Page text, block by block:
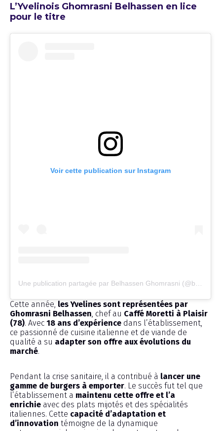
L’Yvelinois Ghomrasni Belhassen en lice
pour le titre
Voir cette publication sur Instagram
Cette année, les Yvelines sont représentées par
Ghomrasni Belhassen , chef au Caffé Moretti à Plaisir
(78). Avec 18 ans d’expérience dans l’établissement,
ce passionné de cuisine italienne et de viande de
qualité a su adapter son offre aux évolutions du
marché.
Pendant la crise sanitaire, il a contribué à lancer une
gamme de burgers à emporter. Le succès fut tel que
l’établissement a maintenu cette offre et l’a
enrichie avec des plats mijotés et des spécialités
italiennes. Cette capacité d’adaptation et
d’innovation témoigne de la dynamique